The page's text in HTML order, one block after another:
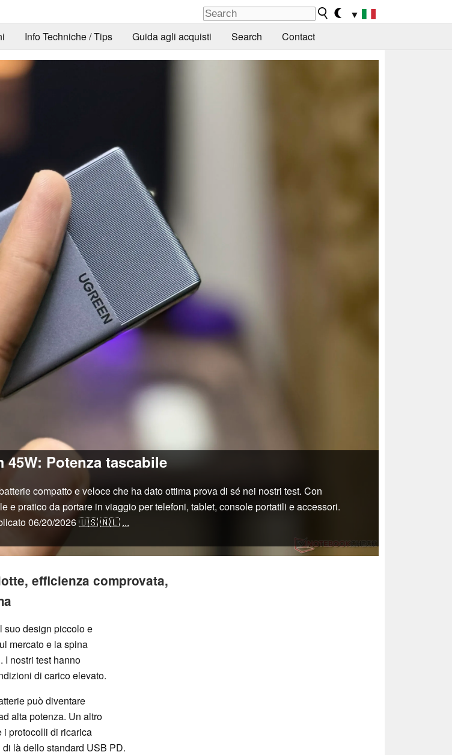
▼
Info Techniche / Tips Guida agli acquisti Search Contact
45W: Potenza tascabile
compatto e veloce che ha dato ottima prova di sé nei nostri test. Con
e pratico da portare in viaggio per telefoni, tablet, console portatili e accessori.
06/20/2026🇺🇸🇳🇱 ...
efficienza comprovata,
suo design piccolo e
mercato e la spina
I nostri test hanno
di carico elevato.
può diventare
alta potenza. Un altro
i protocolli di ricarica
là dello standard USB PD.